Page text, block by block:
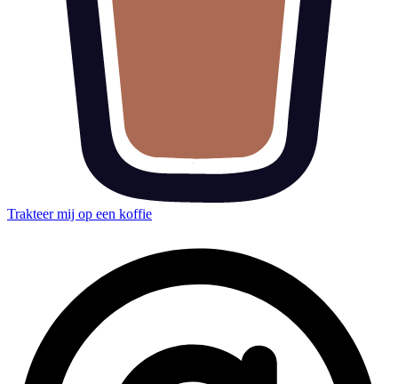
Trakteer mij op een koffie